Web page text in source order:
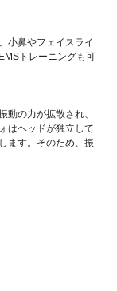
小鼻やフェイスライ
トレーニングも可
動の力が拡散され、
はヘッドが独立して
ます。そのため、振